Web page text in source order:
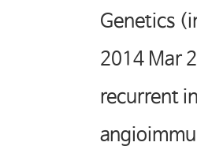
Genetics
2014 Mar
recurrent